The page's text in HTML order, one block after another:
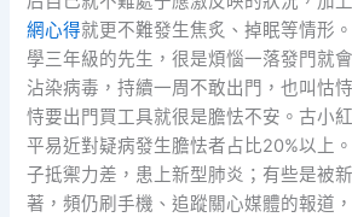
網心得就更不難發生焦炙、掉眠等情形
學三年級的先生，很是煩惱一落發門就
沾染病毒，持續一周不敢出門，也叫怙
恃要出門買工具就很是膽怯不安。古小
平易近對疑病發生膽怯者占比20%以上
子抵禦力差，患上新型肺炎；有些是被
著，頻仍刷手機、追蹤關心媒體的報道